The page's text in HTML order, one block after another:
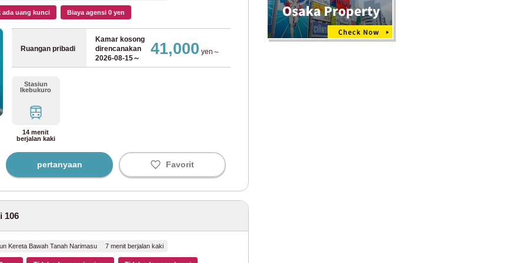
ada uang kunci Biaya agensi 0 yen
Ruangan pribadi
Kamar kosong
direncanakan
2026-08-15～
41,000 yen～
Stasiun
Ikebukuro
14 menit
berjalan kaki
pertanyaan Favorit
106
Kereta Bawah Tanah Narimasu 7 menit berjalan kaki
(15)
(4)
(20)
(46)
(3)